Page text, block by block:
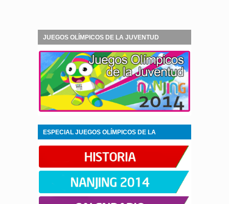
JUEGOS OLÍMPICOS DE LA JUVENTUD
NANJING 2014
ESPECIAL JUEGOS OLÍMPICOS DE LA
JUVENTUD NANJING 2014